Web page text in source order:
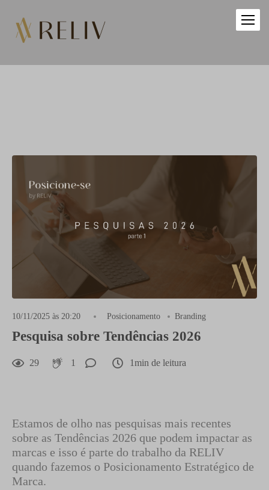
10/11/2025 às 20:20 Posicionamento Branding
Pesquisa sobre Tendências 2026
29 1 1min de leitura
Estamos de olho nas pesquisas mais recentes
sobre as Tendências 2026 que podem impactar as
marcas e isso é parte do trabalho da RELIV
quando fazemos o Posicionamento Estratégico de
Marca.